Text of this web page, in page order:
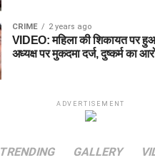
CRIME 2 years ago
VIDEO: महिला की शिकायत पर
अध्यक्ष पर मुकदमा दर्ज, दुष्कर्म का
ADVERTISEMENT
TRENDING GALLERY